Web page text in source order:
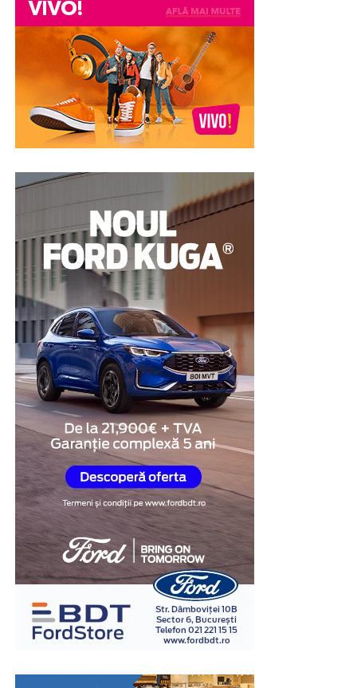
imediată de bani, însă presupune renunțarea definitivă
la acesta. Pentru multe persoane, mașina este
indispensabilă în activitatea profesională sau în viața de
zi cu zi, motiv pentru care o astfel de decizie nu este
întotdeauna cea mai potrivită.
În cazul unui amanet auto, autoturismul este utilizat ca
garanție pentru acordarea împrumutului. După
achitarea obligațiilor prevăzute în contract,
proprietarul își poate recupera vehiculul. Din acest
motiv, această soluție este luată în considerare de
persoanele care au nevoie temporară de lichidități, dar
nu doresc să renunțe definitiv la bunul pe care îl dețin.
Proprietarul mașinii are nevoie
de o soluție financiară pe
termen scurt
Există și situații în care dificultățile financiare sunt doar
temporare, iar persoana în cauză știe că va dispune de
fondurile necesare peste câteva săptămâni sau luni. În
aceste cazuri, obiectivul nu este obținerea unei finanțări
pe termen lung, ci identificarea unei soluții care să
acopere o nevoie punctuală, fără renunțarea definitivă
la autoturism.
Un amanet mașini poate reprezenta o opțiune potrivită
atunci când este utilizat pentru acoperirea unei nevoi
financiare pe termen scurt și este însoțit de un plan
realist de rambursare. Înainte de semnarea contractului,
este recomandată analizarea perioadei de finanțare, a
costurilor și a tuturor condițiilor contractuale, pentru
ca soluția aleasă să fie adaptată situației financiare